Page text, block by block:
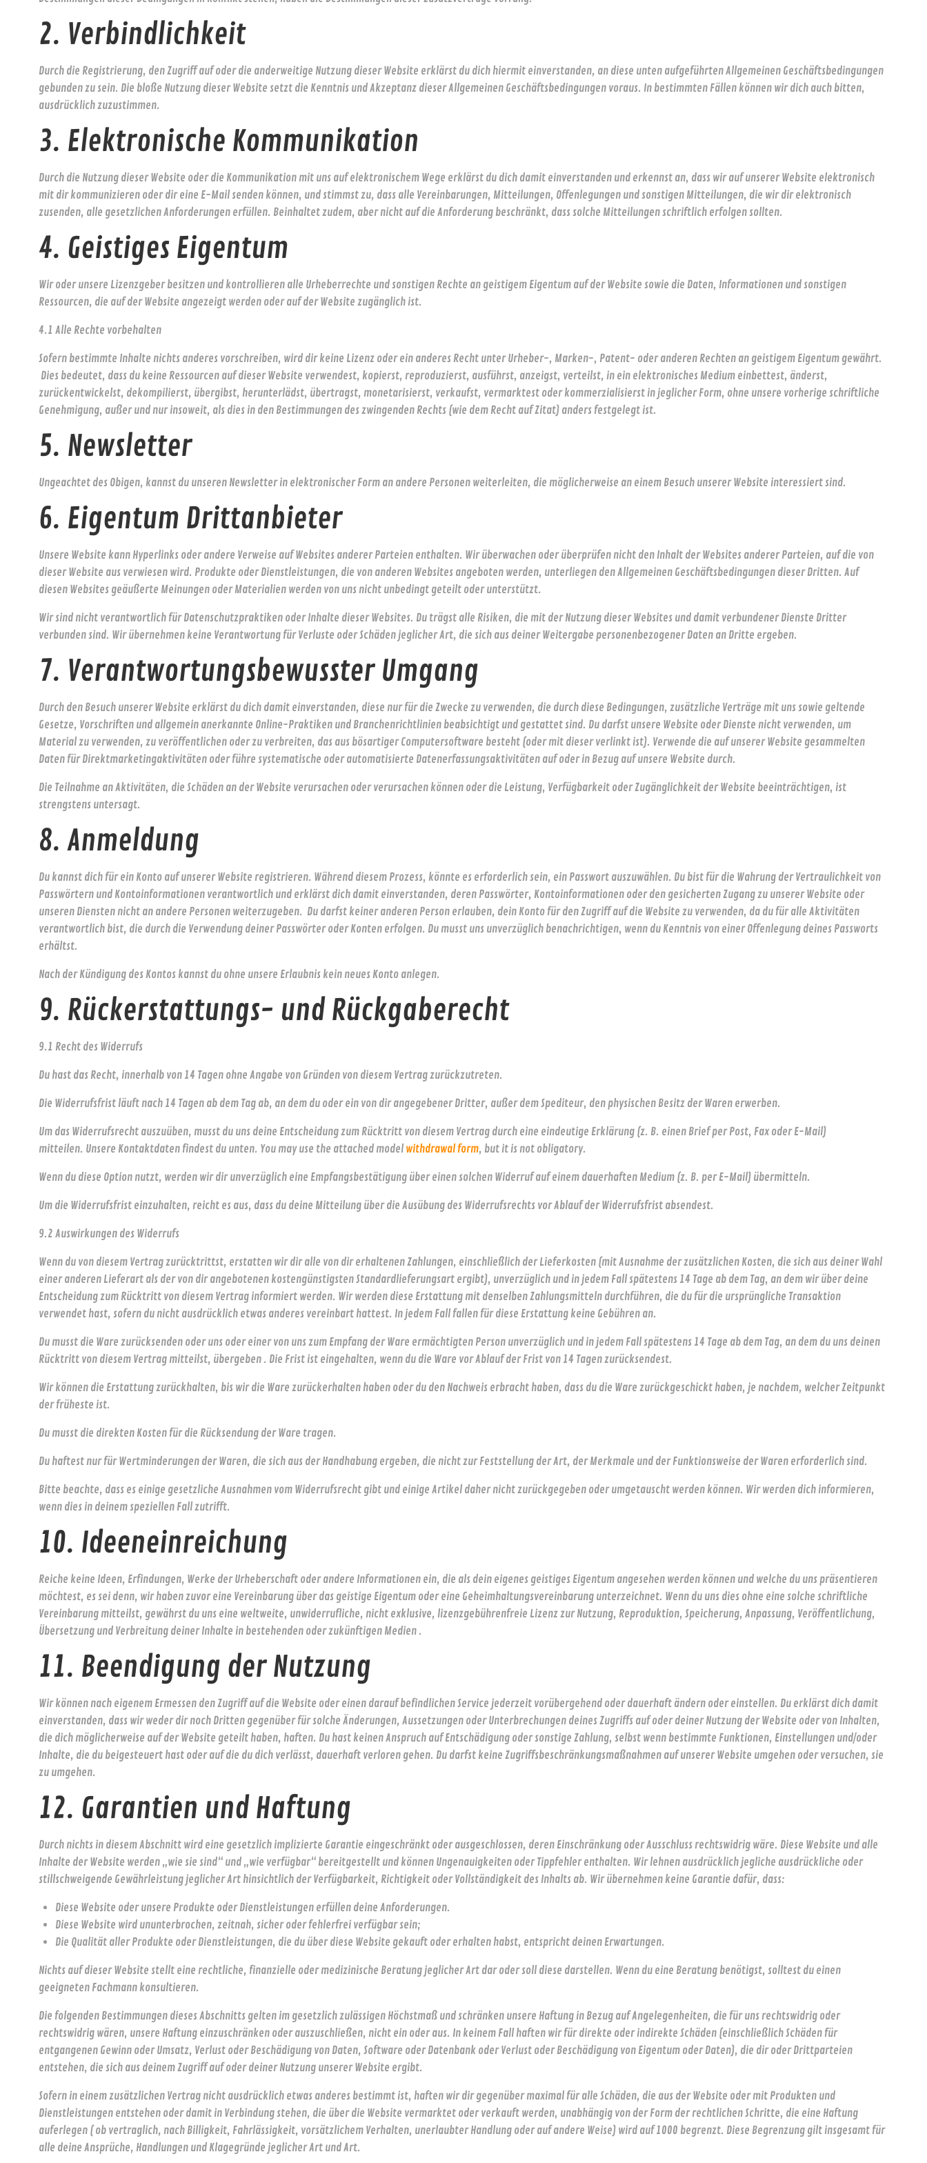
2. Verbindlichkeit
Durch die Registrierung, den Zugriff auf oder die anderweitige Nutzung dieser Website erklärst du dich hiermit einverstanden, an diese unten aufgeführten Allgemeinen Geschäftsbedingungen
gebunden zu sein. Die bloße Nutzung dieser Website setzt die Kenntnis und Akzeptanz dieser Allgemeinen Geschäftsbedingungen voraus. In bestimmten Fällen können wir dich auch bitten,
ausdrücklich zuzustimmen.
3. Elektronische Kommunikation
Durch die Nutzung dieser Website oder die Kommunikation mit uns auf elektronischem Wege erklärst du dich damit einverstanden und erkennst an, dass wir auf unserer Website elektronisch
mit dir kommunizieren oder dir eine E-Mail senden können, und stimmst zu, dass alle Vereinbarungen, Mitteilungen, Offenlegungen und sonstigen Mitteilungen, die wir dir elektronisch
zusenden, alle gesetzlichen Anforderungen erfüllen. Beinhaltet zudem, aber nicht auf die Anforderung beschränkt, dass solche Mitteilungen schriftlich erfolgen sollten.
4. Geistiges Eigentum
Wir oder unsere Lizenzgeber besitzen und kontrollieren alle Urheberrechte und sonstigen Rechte an geistigem Eigentum auf der Website sowie die Daten, Informationen und sonstigen
Ressourcen, die auf der Website angezeigt werden oder auf der Website zugänglich ist.
4.1 Alle Rechte vorbehalten
Sofern bestimmte Inhalte nichts anderes vorschreiben, wird dir keine Lizenz oder ein anderes Recht unter Urheber-, Marken-, Patent- oder anderen Rechten an geistigem Eigentum gewährt.
Dies bedeutet, dass du keine Ressourcen auf dieser Website verwendest, kopierst, reproduzierst, ausführst, anzeigst, verteilst, in ein elektronisches Medium einbettest, änderst,
zurückentwickelst, dekompilierst, übergibst, herunterlädst, übertragst, monetarisierst, verkaufst, vermarktest oder kommerzialisierst in jeglicher Form, ohne unsere vorherige schriftliche
Genehmigung, außer und nur insoweit, als dies in den Bestimmungen des zwingenden Rechts (wie dem Recht auf Zitat) anders festgelegt ist.
5. Newsletter
Ungeachtet des Obigen, kannst du unseren Newsletter in elektronischer Form an andere Personen weiterleiten, die möglicherweise an einem Besuch unserer Website interessiert sind.
6. Eigentum Drittanbieter
Unsere Website kann Hyperlinks oder andere Verweise auf Websites anderer Parteien enthalten. Wir überwachen oder überprüfen nicht den Inhalt der Websites anderer Parteien, auf die von
dieser Website aus verwiesen wird. Produkte oder Dienstleistungen, die von anderen Websites angeboten werden, unterliegen den Allgemeinen Geschäftsbedingungen dieser Dritten. Auf
diesen Websites geäußerte Meinungen oder Materialien werden von uns nicht unbedingt geteilt oder unterstützt.
Wir sind nicht verantwortlich für Datenschutzpraktiken oder Inhalte dieser Websites. Du trägst alle Risiken, die mit der Nutzung dieser Websites und damit verbundener Dienste Dritter
verbunden sind. Wir übernehmen keine Verantwortung für Verluste oder Schäden jeglicher Art, die sich aus deiner Weitergabe personenbezogener Daten an Dritte ergeben.
7. Verantwortungsbewusster Umgang
Durch den Besuch unserer Website erklärst du dich damit einverstanden, diese nur für die Zwecke zu verwenden, die durch diese Bedingungen, zusätzliche Verträge mit uns sowie geltende
Gesetze, Vorschriften und allgemein anerkannte Online-Praktiken und Branchenrichtlinien beabsichtigt und gestattet sind. Du darfst unsere Website oder Dienste nicht verwenden, um
Material zu verwenden, zu veröffentlichen oder zu verbreiten, das aus bösartiger Computersoftware besteht (oder mit dieser verlinkt ist). Verwende die auf unserer Website gesammelten
Daten für Direktmarketingaktivitäten oder führe systematische oder automatisierte Datenerfassungsaktivitäten auf oder in Bezug auf unsere Website durch.
Die Teilnahme an Aktivitäten, die Schäden an der Website verursachen oder verursachen können oder die Leistung, Verfügbarkeit oder Zugänglichkeit der Website beeinträchtigen, ist
strengstens untersagt.
8. Anmeldung
Du kannst dich für ein Konto auf unserer Website registrieren. Während diesem Prozess, könnte es erforderlich sein, ein Passwort auszuwählen. Du bist für die Wahrung der Vertraulichkeit von
Passwörtern und Kontoinformationen verantwortlich und erklärst dich damit einverstanden, deren Passwörter, Kontoinformationen oder den gesicherten Zugang zu unserer Website oder
unseren Diensten nicht an andere Personen weiterzugeben. Du darfst keiner anderen Person erlauben, dein Konto für den Zugriff auf die Website zu verwenden, da du für alle Aktivitäten
verantwortlich bist, die durch die Verwendung deiner Passwörter oder Konten erfolgen. Du musst uns unverzüglich benachrichtigen, wenn du Kenntnis von einer Offenlegung deines Passworts
erhältst.
Nach der Kündigung des Kontos kannst du ohne unsere Erlaubnis kein neues Konto anlegen.
9. Rückerstattungs- und Rückgaberecht
9.1 Recht des Widerrufs
Du hast das Recht, innerhalb von 14 Tagen ohne Angabe von Gründen von diesem Vertrag zurückzutreten.
Die Widerrufsfrist läuft nach 14 Tagen ab dem Tag ab, an dem du oder ein von dir angegebener Dritter, außer dem Spediteur, den physischen Besitz der Waren erwerben.
Um das Widerrufsrecht auszuüben, musst du uns deine Entscheidung zum Rücktritt von diesem Vertrag durch eine eindeutige Erklärung (z. B. einen Brief per Post, Fax oder E-Mail)
mitteilen. Unsere Kontaktdaten findest du unten. You may use the attached model withdrawal form, but it is not obligatory.
Wenn du diese Option nutzt, werden wir dir unverzüglich eine Empfangsbestätigung über einen solchen Widerruf auf einem dauerhaften Medium (z. B. per E-Mail) übermitteln.
Um die Widerrufsfrist einzuhalten, reicht es aus, dass du deine Mitteilung über die Ausübung des Widerrufsrechts vor Ablauf der Widerrufsfrist absendest.
9.2 Auswirkungen des Widerrufs
Wenn du von diesem Vertrag zurücktrittst, erstatten wir dir alle von dir erhaltenen Zahlungen, einschließlich der Lieferkosten (mit Ausnahme der zusätzlichen Kosten, die sich aus deiner Wahl
einer anderen Lieferart als der von dir angebotenen kostengünstigsten Standardlieferungsart ergibt), unverzüglich und in jedem Fall spätestens 14 Tage ab dem Tag, an dem wir über deine
Entscheidung zum Rücktritt von diesem Vertrag informiert werden. Wir werden diese Erstattung mit denselben Zahlungsmitteln durchführen, die du für die ursprüngliche Transaktion
verwendet hast, sofern du nicht ausdrücklich etwas anderes vereinbart hattest. In jedem Fall fallen für diese Erstattung keine Gebühren an.
Du musst die Ware zurücksenden oder uns oder einer von uns zum Empfang der Ware ermächtigten Person unverzüglich und in jedem Fall spätestens 14 Tage ab dem Tag, an dem du uns deinen
Rücktritt von diesem Vertrag mitteilst, übergeben . Die Frist ist eingehalten, wenn du die Ware vor Ablauf der Frist von 14 Tagen zurücksendest.
Wir können die Erstattung zurückhalten, bis wir die Ware zurückerhalten haben oder du den Nachweis erbracht haben, dass du die Ware zurückgeschickt haben, je nachdem, welcher Zeitpunkt
der früheste ist.
Du musst die direkten Kosten für die Rücksendung der Ware tragen.
Du haftest nur für Wertminderungen der Waren, die sich aus der Handhabung ergeben, die nicht zur Feststellung der Art, der Merkmale und der Funktionsweise der Waren erforderlich sind.
Bitte beachte, dass es einige gesetzliche Ausnahmen vom Widerrufsrecht gibt und einige Artikel daher nicht zurückgegeben oder umgetauscht werden können. Wir werden dich informieren,
wenn dies in deinem speziellen Fall zutrifft.
10. Ideeneinreichung
Reiche keine Ideen, Erfindungen, Werke der Urheberschaft oder andere Informationen ein, die als dein eigenes geistiges Eigentum angesehen werden können und welche du uns präsentieren
möchtest, es sei denn, wir haben zuvor eine Vereinbarung über das geistige Eigentum oder eine Geheimhaltungsvereinbarung unterzeichnet. Wenn du uns dies ohne eine solche schriftliche
Vereinbarung mitteilst, gewährst du uns eine weltweite, unwiderrufliche, nicht exklusive, lizenzgebührenfreie Lizenz zur Nutzung, Reproduktion, Speicherung, Anpassung, Veröffentlichung,
Übersetzung und Verbreitung deiner Inhalte in bestehenden oder zukünftigen Medien .
11. Beendigung der Nutzung
Wir können nach eigenem Ermessen den Zugriff auf die Website oder einen darauf befindlichen Service jederzeit vorübergehend oder dauerhaft ändern oder einstellen. Du erklärst dich damit
einverstanden, dass wir weder dir noch Dritten gegenüber für solche Änderungen, Aussetzungen oder Unterbrechungen deines Zugriffs auf oder deiner Nutzung der Website oder von Inhalten,
die dich möglicherweise auf der Website geteilt haben, haften. Du hast keinen Anspruch auf Entschädigung oder sonstige Zahlung, selbst wenn bestimmte Funktionen, Einstellungen und/oder
Inhalte, die du beigesteuert hast oder auf die du dich verlässt, dauerhaft verloren gehen. Du darfst keine Zugriffsbeschränkungsmaßnahmen auf unserer Website umgehen oder versuchen, sie
zu umgehen.
12. Garantien und Haftung
Durch nichts in diesem Abschnitt wird eine gesetzlich implizierte Garantie eingeschränkt oder ausgeschlossen, deren Einschränkung oder Ausschluss rechtswidrig wäre. Diese Website und alle
Inhalte der Website werden „wie sie sind“ und „wie verfügbar“ bereitgestellt und können Ungenauigkeiten oder Tippfehler enthalten. Wir lehnen ausdrücklich jegliche ausdrückliche oder
stillschweigende Gewährleistung jeglicher Art hinsichtlich der Verfügbarkeit, Richtigkeit oder Vollständigkeit des Inhalts ab. Wir übernehmen keine Garantie dafür, dass:
Diese Website oder unsere Produkte oder Dienstleistungen erfüllen deine Anforderungen.
Diese Website wird ununterbrochen, zeitnah, sicher oder fehlerfrei verfügbar sein;
Die Qualität aller Produkte oder Dienstleistungen, die du über diese Website gekauft oder erhalten habst, entspricht deinen Erwartungen.
Nichts auf dieser Website stellt eine rechtliche, finanzielle oder medizinische Beratung jeglicher Art dar oder soll diese darstellen. Wenn du eine Beratung benötigst, solltest du einen
geeigneten Fachmann konsultieren.
Die folgenden Bestimmungen dieses Abschnitts gelten im gesetzlich zulässigen Höchstmaß und schränken unsere Haftung in Bezug auf Angelegenheiten, die für uns rechtswidrig oder
rechtswidrig wären, unsere Haftung einzuschränken oder auszuschließen, nicht ein oder aus. In keinem Fall haften wir für direkte oder indirekte Schäden (einschließlich Schäden für
entgangenen Gewinn oder Umsatz, Verlust oder Beschädigung von Daten, Software oder Datenbank oder Verlust oder Beschädigung von Eigentum oder Daten), die dir oder Drittparteien
entstehen, die sich aus deinem Zugriff auf oder deiner Nutzung unserer Website ergibt.
Sofern in einem zusätzlichen Vertrag nicht ausdrücklich etwas anderes bestimmt ist, haften wir dir gegenüber maximal für alle Schäden, die aus der Website oder mit Produkten und
Dienstleistungen entstehen oder damit in Verbindung stehen, die über die Website vermarktet oder verkauft werden, unabhängig von der Form der rechtlichen Schritte, die eine Haftung
auferlegen ( ob vertraglich, nach Billigkeit, Fahrlässigkeit, vorsätzlichem Verhalten, unerlaubter Handlung oder auf andere Weise) wird auf 1000 begrenzt. Diese Begrenzung gilt insgesamt für
alle deine Ansprüche, Handlungen und Klagegründe jeglicher Art und Art.